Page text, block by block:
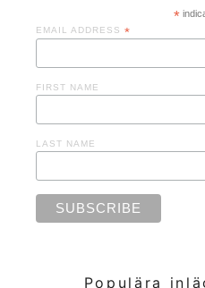
*
EMAIL ADDRESS *
FIRST NAME
LAST NAME
Populära